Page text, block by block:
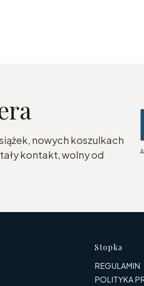
nowych koszulkach
kontakt, wolny od
Stopka
REGULAMIN
POLITYKA